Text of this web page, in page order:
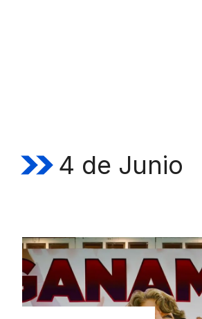
4 de Junio